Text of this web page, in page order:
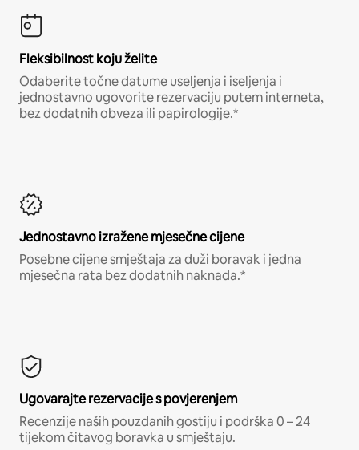
Fleksibilnost koju želite
Odaberite točne datume useljenja i iseljenja i
jednostavno ugovorite rezervaciju putem interneta,
bez dodatnih obveza ili papirologije.*
Jednostavno izražene mjesečne cijene
Posebne cijene smještaja za duži boravak i jedna
mjesečna rata bez dodatnih naknada.*
Ugovarajte rezervacije s povjerenjem
Recenzije naših pouzdanih gostiju i podrška 0 – 24
tijekom čitavog boravka u smještaju.